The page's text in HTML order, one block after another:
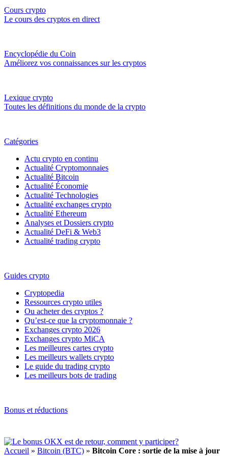
Cours crypto
Le cours des cryptos en direct
Encyclopédie du Coin
Améliorez vos connaissances sur les cryptos
Lexique crypto
Toutes les définitions du monde de la crypto
Catégories
Actu crypto en continu
Actualité Cryptomonnaies
Actualité Bitcoin
Actualité Économie
Actualité Technologies
Actualité exchanges crypto
Actualité Ethereum
Analyses et Dossiers crypto
Actualité DeFi & Web3
Actualité trading crypto
Guides crypto
Cryptopedia
Ressources crypto utiles
Ou acheter des cryptos ?
Qu’est-ce que la cryptomonnaie ?
Exchanges crypto 2026
Exchanges crypto MiCA
Les meilleures cartes crypto
Les meilleurs wallets crypto
Le guide du trading crypto
Les meilleurs bots de trading
Bonus et réductions
Accueil » Bitcoin (BTC) » Bitcoin Core : sortie de la mise à jour